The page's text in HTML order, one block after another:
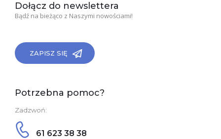
Dołącz do newslettera
Bądź na bieżąco z Naszymi nowościami!
ZAPISZ SIĘ
Potrzebna pomoc?
Zadzwoń:
61 623 38 38